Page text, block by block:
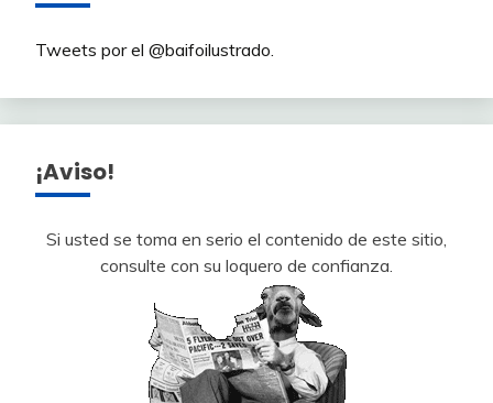
Tweets por el @baifoilustrado.
¡Aviso!
Si usted se toma en serio el contenido de este sitio,
consulte con su loquero de confianza.